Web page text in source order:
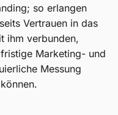
so erlangen
Vertrauen in das
ihm verbunden,
Marketing- und
Messung